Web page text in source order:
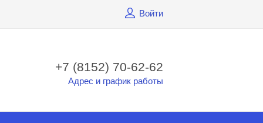
Войти
+7 (8152) 70-62-62
Адрес и график работы